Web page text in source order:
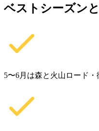
ベストシーズン
5〜6月は森と火山ロード